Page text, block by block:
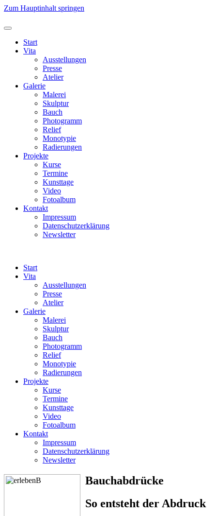
Zum Hauptinhalt springen
Start
Vita
Ausstellungen
Presse
Atelier
Galerie
Malerei
Skulptur
Bauch
Photogramm
Relief
Monotypie
Radierungen
Projekte
Kurse
Termine
Kunsttage
Video
Fotoalbum
Kontakt
Impressum
Datenschutzerklärung
Newsletter
Start
Vita
Ausstellungen
Presse
Atelier
Galerie
Malerei
Skulptur
Bauch
Photogramm
Relief
Monotypie
Radierungen
Projekte
Kurse
Termine
Kunsttage
Video
Fotoalbum
Kontakt
Impressum
Datenschutzerklärung
Newsletter
Bauchabdrücke
So entsteht der Abdruck